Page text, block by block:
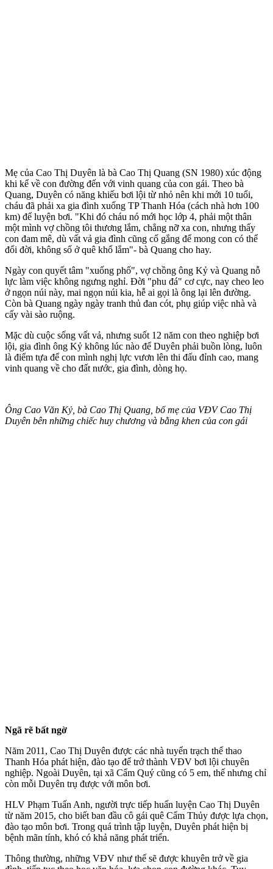
Mẹ của Cao Thị Duyên là bà Cao Thị Quang (SN 1980) xúc động
khi kể về con đường đến với vinh quang của con gái. Theo bà
Quang, Duyên có năng khiếu bơi lội từ nhỏ nên khi mới 10 tuổi,
cháu đã phải xa gia đình xuống TP Thanh Hóa (cách nhà hơn 100
km) để luyện bơi. "Khi đó cháu nó mới học lớp 4, phải một thân
một mình vợ chồng tôi thương lắm, chẳng nỡ xa con, nhưng thấy
con đam mê, dù vất vả gia đình cũng cố gắng để mong con có thể
đổi đời, không số ở quê khổ lắm"- bà Quang cho hay.
Ngày con quyết tâm "xuống phố", vợ chồng ông Kỷ và Quang nỗ
lực làm việc không ngưng nghỉ. Đời "phu đá" cơ cực, nay cheo leo
ở ngọn núi này, mai ngọn núi kia, hễ ai gọi là ông lại lên đường.
Còn bà Quang ngày ngày tranh thủ đan cót, phụ giúp việc nhà và
cấy vài sào ruộng.
Mặc dù cuộc sống vất vả, nhưng suốt 12 năm con theo nghiệp bơi
lội, gia đình ông Kỷ không lúc nào để Duyên phải buồn lòng, luôn
là điểm tựa để con mình nghị lực vươn lên thi đấu đỉnh cao, mang
vinh quang về cho đất nước, gia đình, dòng họ.
Ông Cao Văn Kỷ, bà Cao Thị Quang, bố mẹ của VĐV Cao Thị
Duyên bên những chiếc huy chương và bằng khen của con gái
Ngã rẽ bất ngờ
Năm 2011, Cao Thị Duyên được các nhà tuyển trạch thể thao
Thanh Hóa phát hiện, đào tạo để trở thành VĐV bơi lội chuyên
nghiệp. Ngoài Duyên, tại xã Cẩm Quý cũng có 5 em, thế nhưng chỉ
còn mỗi Duyên trụ được với môn bơi.
HLV Phạm Tuấn Anh, người trực tiếp huấn luyện Cao Thị Duyên
từ năm 2015, cho biết ban đầu cô gái quê Cẩm Thủy được lựa chọn,
đào tạo môn bơi. Trong quá trình tập luyện, Duyên phát hiện bị
bệnh mãn tính, khó có khả năng phát triển.
Thông thường, những VĐV như thế sẽ được khuyên trở về gia